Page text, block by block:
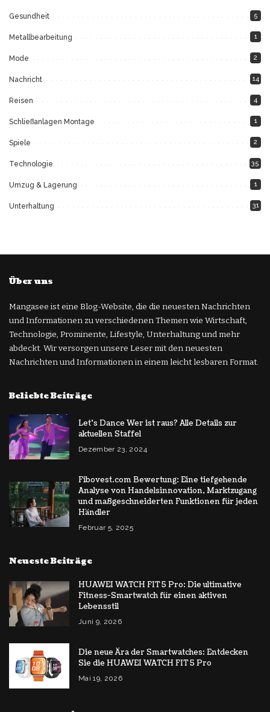
Gesundheit 5
Metallbearbeitung 1
Mode 2
Nachricht 14
Reisen 4
Schließanlagen Montage 1
Spiele 2
Technologie 35
Umzug & Lagerung 1
Unterhaltung 31
Über uns
Mangasee ist eine Blog-Website, die die neuesten Nachrichten
und Informationen zu verschiedenen Themen wie Wirtschaft,
Technologie, Prominente, Lifestyle, Unterhaltung und mehr
abdeckt. Wir versorgen unsere Leser mit den neuesten
Nachrichten und Informationen in einem leicht lesbaren Format.
Beliebte Beiträge
Let’s Dance Wer ist raus? Alle Details zur
aktuellen Staffel
Dezember 23, 2024
Fibovest.com Bewertung: Eine tiefgehende
Analyse von Handelsinnovation, Marktzugang
und maßgeschneiderten Funktionen für jeden
Händler
Februar 5, 2025
Neueste Beiträge
HUAWEI WATCH FIT 5 Pro: Die ultimative
Fitness-Smartwatch für einen aktiven
Lebensstil
Juni 9, 2026
Die neue Ära der Smartwatches: Entdecken
Sie die HUAWEI WATCH FIT 5 Pro
Mai 19, 2026